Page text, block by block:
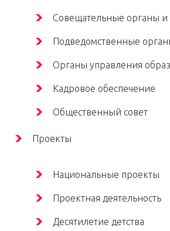
Совещательные органы и
Подведомственные
Органы управления
Кадровое обеспечение
Общественный совет
Проекты
Национальные проекты
Проектная деятельность
Десятилетие детства